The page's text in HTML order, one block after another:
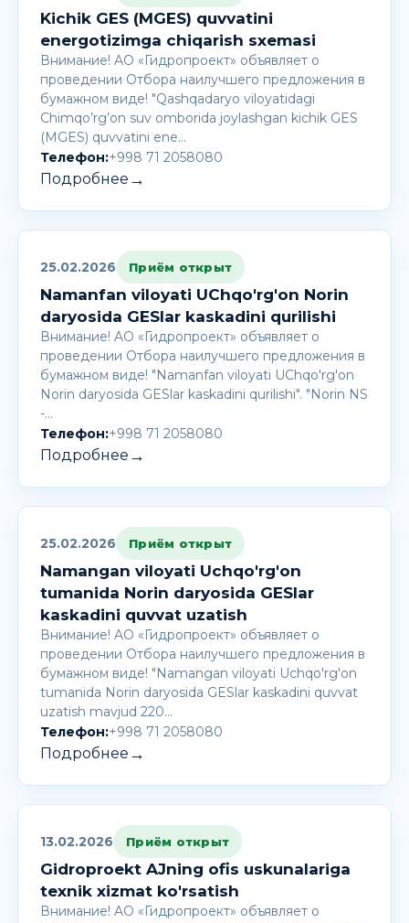
Kichik GES (MGES) quvvatini
energotizimga chiqarish sxemasi
Внимание! AО «Гидропроект» объявляет о
проведении Отбора наилучшего предложения в
бумажном виде! "Qashqadaryo viloyatidagi
Chimqo’rg’on suv omborida joylashgan kichik GES
(MGES) quvvatini ene…
Телефон:+998 71 2058080
Подробнее →
25.02.2026 Приём открыт
Namanfan viloyati UChqo'rg'on Norin
daryosida GESlar kaskadini qurilishi
Внимание! AО «Гидропроект» объявляет о
проведении Отбора наилучшего предложения в
бумажном виде! "Namanfan viloyati UChqo'rg'on
Norin daryosida GESlar kaskadini qurilishi". "Norin NS
-…
Телефон:+998 71 2058080
Подробнее →
25.02.2026 Приём открыт
Namangan viloyati Uchqo'rg'on
tumanida Norin daryosida GESlar
kaskadini quvvat uzatish
Внимание! AО «Гидропроект» объявляет о
проведении Отбора наилучшего предложения в
бумажном виде! "Namangan viloyati Uchqo'rg'on
tumanida Norin daryosida GESlar kaskadini quvvat
uzatish mavjud 220…
Телефон:+998 71 2058080
Подробнее →
13.02.2026 Приём открыт
Gidroproekt AJning ofis uskunalariga
texnik xizmat ko'rsatish
Внимание! AО «Гидропроект» объявляет о